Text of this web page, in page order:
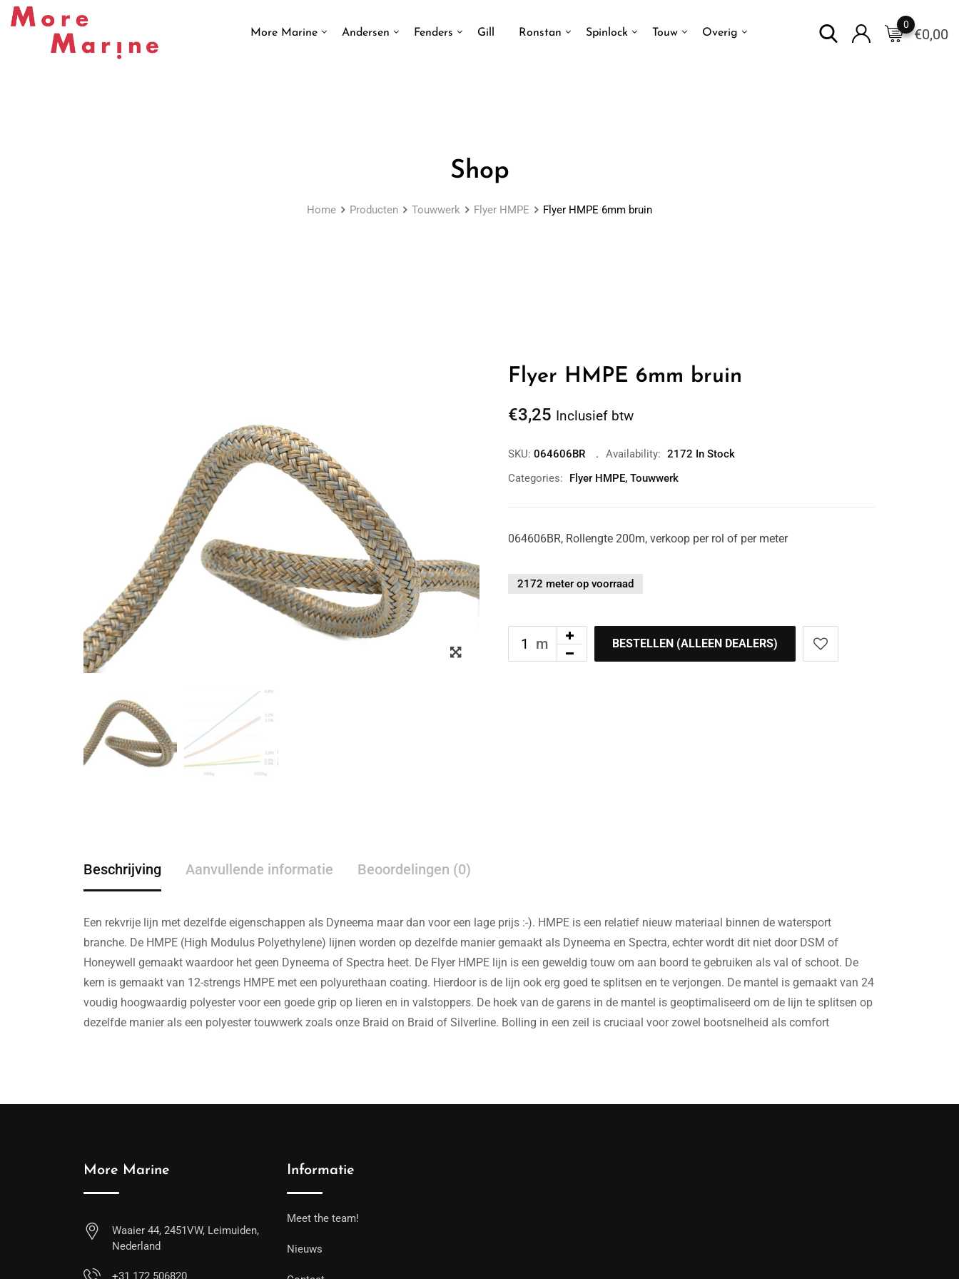
Skip
More Marine Andersen Fenders Gill Ronstan Spinlock Touw Overig €0,00
0
Shop
Home Producten Touwwerk Flyer HMPE Flyer HMPE 6mm bruin
Zoom
Flyer HMPE 6mm bruin
€3,25 Inclusief btw
SKU: 064606BR Availability: 2172 In Stock
Categories:
Flyer HMPE, Touwwerk
064606BR, Rollengte 200m, verkoop per rol of per meter
2172 meter op voorraad
BESTELLEN (ALLEEN DEALERS)
Beschrijving Aanvullende informatie Beoordelingen (0)
Een rekvrije lijn met dezelfde eigenschappen als Dyneema maar dan voor een lage prijs :-). HMPE is een relatief nieuw materiaal binnen de watersport
branche. De HMPE (High Modulus Polyethylene) lijnen worden op dezelfde manier gemaakt als Dyneema en Spectra, echter wordt dit niet door DSM of
Honeywell gemaakt waardoor het geen Dyneema of Spectra heet. De Flyer HMPE lijn is een geweldig touw om aan boord te gebruiken als val of schoot. De
kern is gemaakt van 12-strengs HMPE met een polyurethaan coating. Hierdoor is de lijn ook erg goed te splitsen en te verjongen. De mantel is gemaakt van 24
voudig hoogwaardig polyester voor een goede grip op lieren en in valstoppers. De hoek van de garens in de mantel is geoptimaliseerd om de lijn te splitsen op
dezelfde manier als een polyester touwwerk zoals onze Braid on Braid of Silverline. Bolling in een zeil is cruciaal voor zowel bootsnelheid als comfort
More Marine
Waaier 44, 2451VW, Leimuiden,
Nederland
+31 172 506820
Informatie
Meet the team!
Nieuws